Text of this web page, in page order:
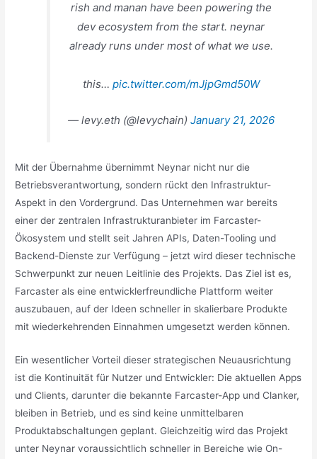
rish and manan have been powering the
dev ecosystem from the start. neynar
already runs under most of what we use.
this… pic.twitter.com/mJjpGmd50W
— levy.eth (@levychain) January 21, 2026
Mit der Übernahme übernimmt Neynar nicht nur die
Betriebsverantwortung, sondern rückt den Infrastruktur-
Aspekt in den Vordergrund. Das Unternehmen war bereits
einer der zentralen Infrastrukturanbieter im Farcaster-
Ökosystem und stellt seit Jahren APIs, Daten-Tooling und
Backend-Dienste zur Verfügung – jetzt wird dieser technische
Schwerpunkt zur neuen Leitlinie des Projekts. Das Ziel ist es,
Farcaster als eine entwicklerfreundliche Plattform weiter
auszubauen, auf der Ideen schneller in skalierbare Produkte
mit wiederkehrenden Einnahmen umgesetzt werden können.
Ein wesentlicher Vorteil dieser strategischen Neuausrichtung
ist die Kontinuität für Nutzer und Entwickler: Die aktuellen Apps
und Clients, darunter die bekannte Farcaster-App und Clanker,
bleiben in Betrieb, und es sind keine unmittelbaren
Produktabschaltungen geplant. Gleichzeitig wird das Projekt
unter Neynar voraussichtlich schneller in Bereiche wie On-